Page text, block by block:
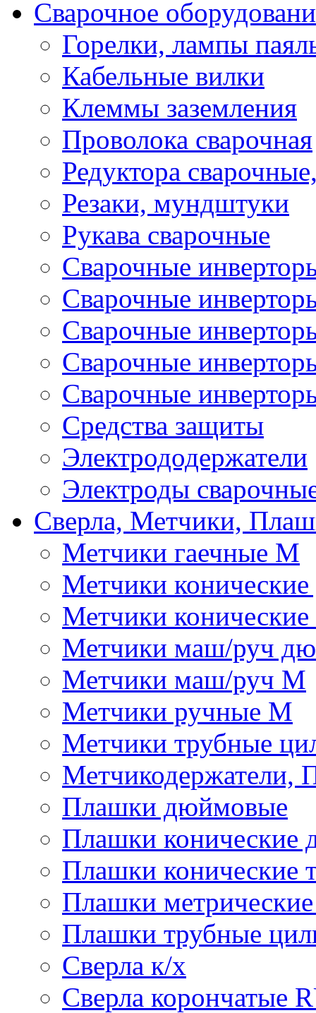
Сварочное
Горелки, лампы
Кабельные вилки
Клеммы заземления
Проволока сварочная
Редуктора
Резаки, мундштуки
Рукава сварочные
Сварочные
Сварочные
Сварочные
Сварочные
Сварочные
Средства защиты
Электрододержатели
Электроды
Сверла, Метчики,
Метчики гаечные М
Метчики
Метчики
Метчики маш/руч
Метчики маш/руч М
Метчики ручные М
Метчики трубные
Метчикодержатели,
Плашки дюймовые
Плашки
Плашки конические
Плашки
Плашки трубные
Сверла к/х
Сверла корончатые